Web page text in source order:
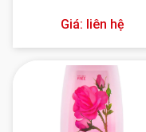
Giá: liên hệ